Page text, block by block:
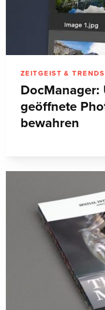
ZEITGEIST & TRENDS
geöffnete
bewahren